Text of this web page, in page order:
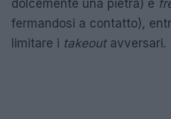
dolcemente una pietra) e
fermandosi a contatto),
limitare i takeoutavversari.